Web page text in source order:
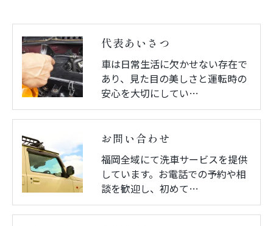
代表あいさつ
車は日常生活に欠かせない存在で
あり、見た目の美しさと運転時の
安心を大切にしてい…
お問い合わせ
福岡全域にて洗車サービスを提供
しています。お電話での予約や相
談を歓迎し、初めて…